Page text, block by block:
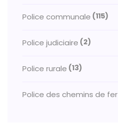
Police communale (115)
Police judiciaire (2)
Police rurale (13)
Police des chemins de fer